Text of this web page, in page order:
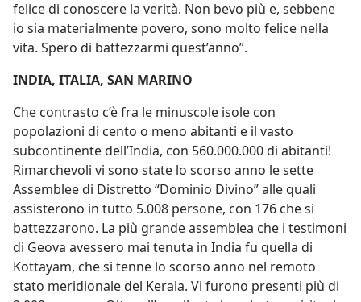
felice di conoscere la verità. Non bevo più e, sebbene
io sia materialmente povero, sono molto felice nella
vita. Spero di battezzarmi quest’anno”.
INDIA, ITALIA, SAN MARINO
Che contrasto c’è fra le minuscole isole con
popolazioni di cento o meno abitanti e il vasto
subcontinente dell’India, con 560.000.000 di abitanti!
Rimarchevoli vi sono state lo scorso anno le sette
Assemblee di Distretto “Dominio Divino” alle quali
assisterono in tutto 5.008 persone, con 176 che si
battezzarono. La più grande assemblea che i testimoni
di Geova avessero mai tenuta in India fu quella di
Kottayam, che si tenne lo scorso anno nel remoto
stato meridionale del Kerala. Vi furono presenti più di